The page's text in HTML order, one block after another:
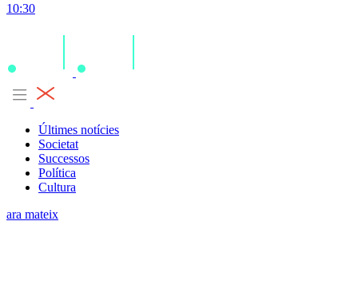
10:30
Últimes notícies
Societat
Successos
Política
Cultura
ara mateix